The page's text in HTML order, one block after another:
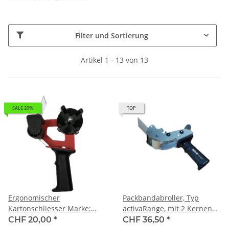
Filter und Sortierung
Artikel 1 - 13 von 13
SALE 20%
Ergonomischer
Kartonschliesser Marke:
NICOPAC 50 mm - feste
CHF 20,00 *
TOP
Packbandabroller, Typ
activaRange, mit 2 Kernen
und Sicherheitsmesser,
CHF 36,50 *